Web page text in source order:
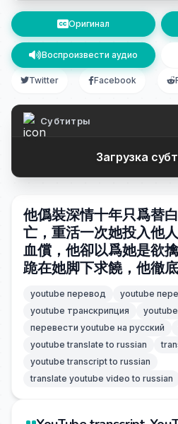
Оригинал
Воспроизвести аудио
Twitter Facebook
Субтитры
Загрузка
他僞裝深情十年只爲替
亡，重活一次她投入他
血償，他卻以爲她是欲
跪在她脚下求饒，他徹
youtube перевод
youtube
youtube транскрипция
перевести youtube на русский
youtube translate to russian
youtube transcript to russian
translate youtube video to russian